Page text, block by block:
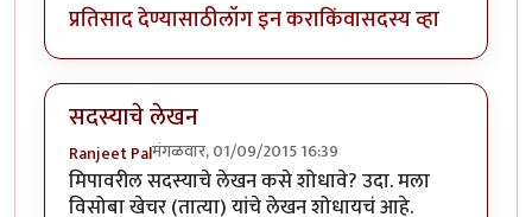
प्रतिसाद देण्यासाठीलॉग इन कराकिंवासदस्य व्हा
सदस्याचे लेखन
Ranjeet Palमंगळवार, 01/09/2015 16:39
मिपावरील सदस्याचे लेखन कसे शोधावे? उदा. मला
विसोबा खेचर (तात्या) यांचे लेखन शोधायचं आहे.